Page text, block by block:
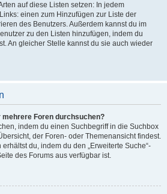
auf diese Listen setzen: In jedem
einen zum Hinzufügen zur Liste der
des Benutzers. Außerdem kannst du im
zu den Listen hinzufügen, indem du
An gleicher Stelle kannst du sie auch wieder
mehrere Foren durchsuchen?
indem du einen Suchbegriff in die Suchbox
der Foren- oder Themenansicht findest.
du, indem du den „Erweiterte Suche“-
des Forums aus verfügbar ist.